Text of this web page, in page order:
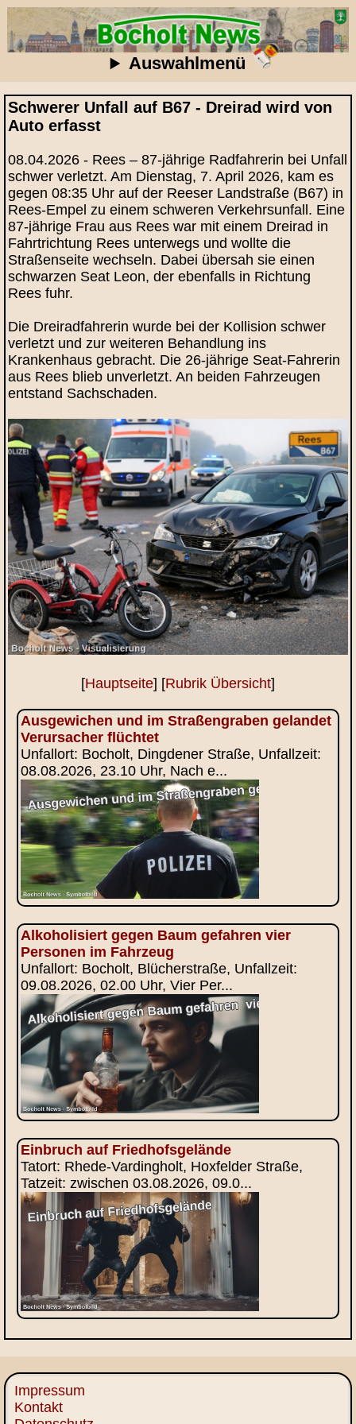
Auswahlmenü
Schwerer Unfall auf B67 - Dreirad wird von
Auto erfasst
08.04.2026 - Rees – 87‑jährige Radfahrerin bei Unfall
schwer verletzt. Am Dienstag, 7. April 2026, kam es
gegen 08:35 Uhr auf der Reeser Landstraße (B67) in
Rees-Empel zu einem schweren Verkehrsunfall. Eine
87‑jährige Frau aus Rees war mit einem Dreirad in
Fahrtrichtung Rees unterwegs und wollte die
Straßenseite wechseln. Dabei übersah sie einen
schwarzen Seat Leon, der ebenfalls in Richtung
Rees fuhr.
Die Dreiradfahrerin wurde bei der Kollision schwer
verletzt und zur weiteren Behandlung ins
Krankenhaus gebracht. Die 26‑jährige Seat‑Fahrerin
aus Rees blieb unverletzt. An beiden Fahrzeugen
entstand Sachschaden.
[Hauptseite] [Rubrik Übersicht]
Ausgewichen und im Straßengraben gelandet
Verursacher flüchtet
Unfallort: Bocholt, Dingdener Straße, Unfallzeit:
08.08.2026, 23.10 Uhr, Nach e...
Alkoholisiert gegen Baum gefahren vier
Personen im Fahrzeug
Unfallort: Bocholt, Blücherstraße, Unfallzeit:
09.08.2026, 02.00 Uhr, Vier Per...
Einbruch auf Friedhofsgelände
Tatort: Rhede-Vardingholt, Hoxfelder Straße,
Tatzeit: zwischen 03.08.2026, 09.0...
Impressum
Kontakt